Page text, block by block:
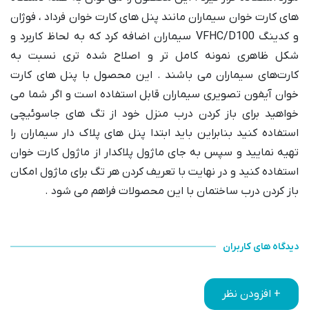
‌های کارت خوان سیماران مانند پنل‌ های کارت خوان فرداد ، فوژان
و کدینگ VFHC/D100 سیماران اضافه کرد که به لحاظ کاربرد و
شکل ظاهری نمونه کامل‌ تر و اصلاح شده‌ تری نسبت به
کارت‌های سیماران می ‌باشند . این محصول با پنل ‌های کارت
خوان آیفون تصویری سیماران قابل استفاده است و اگر شما می‌
خواهید برای باز کردن درب منزل خود از تگ‌ های جاسوئیچی
استفاده کنید بنابراین باید ابتدا پنل‌ های پلاک ‌دار سیماران را
تهیه نمایید و سپس به جای ماژول پلاکدار از ماژول کارت ‌خوان
استفاده کنید و در نهایت با تعریف کردن هر تگ برای ماژول امکان
باز کردن درب ساختمان با این محصولات فراهم می ‌شود .
دیدگاه های کاربران
+ افزودن نظر